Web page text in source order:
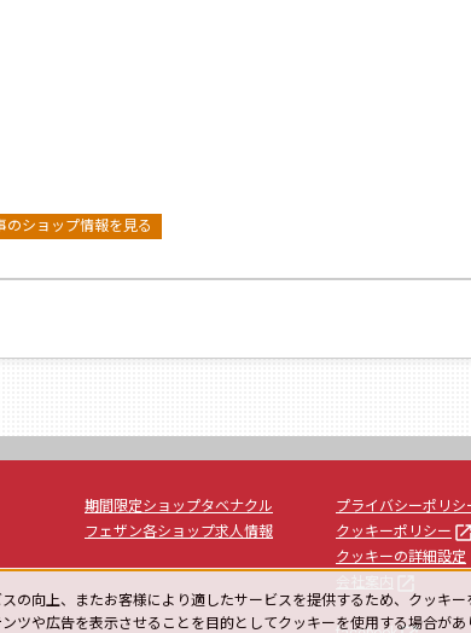
のショップ情報を見る
期間限定ショップタベナクル
フェザン各ショップ求人情報
プライバシーポリシ
クッキーポリシー
クッキーの詳細設定
の向上、またお客様により適したサービスを提供するため、クッキー
ツや広告を表示させることを目的としてクッキーを使用する場合があ